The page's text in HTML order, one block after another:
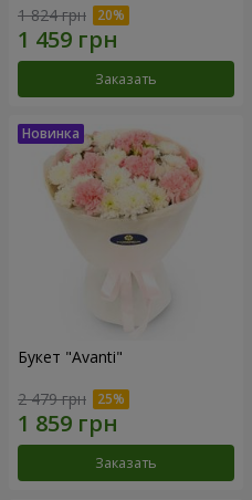
1 824 грн
Заказать
Букет "Avanti"
2 479 грн
Заказать